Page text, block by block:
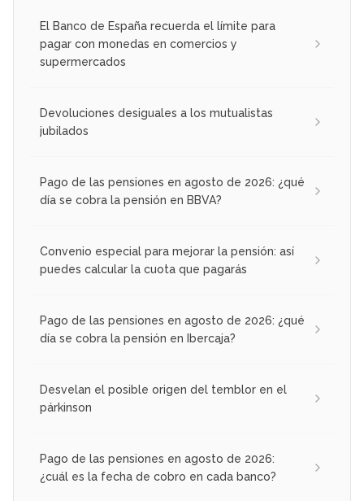
El Banco de España recuerda el límite para
pagar con monedas en comercios y
supermercados
Devoluciones desiguales a los mutualistas
jubilados
Pago de las pensiones en agosto de 2026: ¿qué
día se cobra la pensión en BBVA?
Convenio especial para mejorar la pensión: así
puedes calcular la cuota que pagarás
Pago de las pensiones en agosto de 2026: ¿qué
día se cobra la pensión en Ibercaja?
Desvelan el posible origen del temblor en el
párkinson
Pago de las pensiones en agosto de 2026:
¿cuál es la fecha de cobro en cada banco?